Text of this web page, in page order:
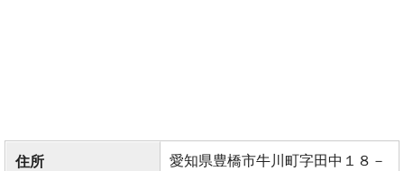
住所
愛知県豊橋市牛川町字田中１８－